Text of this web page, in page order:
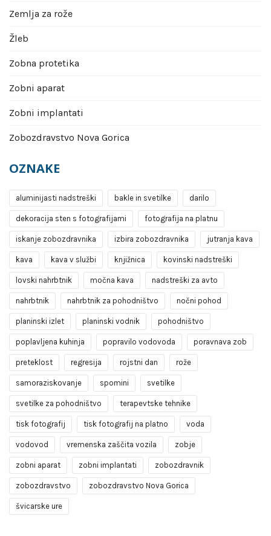
Zemlja za rože
Žleb
Zobna protetika
Zobni aparat
Zobni implantati
Zobozdravstvo Nova Gorica
OZNAKE
aluminijasti nadstreški bakle in svetilke darilo
dekoracija sten s fotografijami fotografija na platnu
iskanje zobozdravnika izbira zobozdravnika jutranja kava
kava kava v službi knjižnica kovinski nadstreški
lovski nahrbtnik močna kava nadstreški za avto
nahrbtnik nahrbtnik za pohodništvo nočni pohod
planinski izlet planinski vodnik pohodništvo
poplavljena kuhinja popravilo vodovoda poravnava zob
preteklost regresija rojstni dan rože
samoraziskovanje spomini svetilke
svetilke za pohodništvo terapevtske tehnike
tisk fotografij tisk fotografij na platno voda
vodovod vremenska zaščita vozila zobje
zobni aparat zobni implantati zobozdravnik
zobozdravstvo zobozdravstvo Nova Gorica
švicarske ure